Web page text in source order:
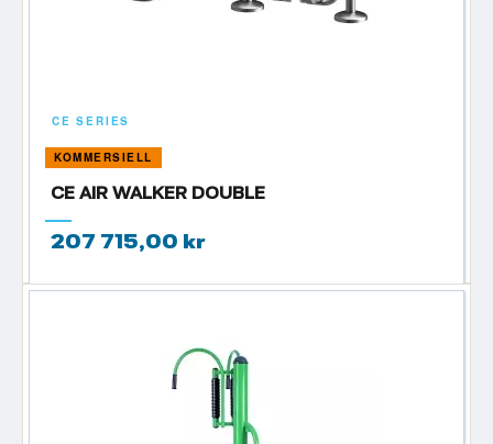
CE SERIES
KOMMERSIELL
CE AIR WALKER DOUBLE
207 715,00 kr